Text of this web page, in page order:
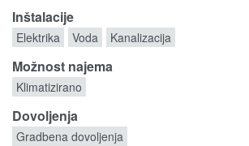
Inštalacije
Elektrika Voda Kanalizacija
Možnost najema
Klimatizirano
Dovoljenja
Gradbena dovoljenja